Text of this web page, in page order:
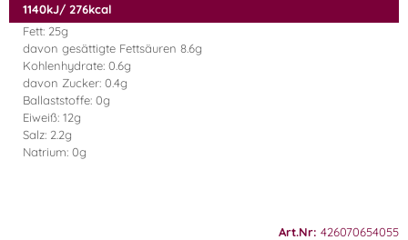
1140kJ/ 276kcal
Fett: 25g
davon gesättigte Fettsäuren 8.6g
Kohlenhydrate: 0.6g
davon Zucker: 0.4g
Ballaststoffe: 0g
Eiweiß: 12g
Salz: 2.2g
Natrium: 0g
Art.Nr: 426070654055